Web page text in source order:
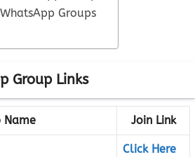
Groups
Group Links
Name Join Link
Click Here